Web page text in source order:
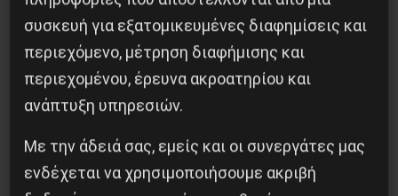
συσκευή για εξατομικευμένες διαφημίσεις και
περιεχόμενο, μέτρηση διαφήμισης και
περιεχομένου, έρευνα ακροατηρίου και
ανάπτυξη υπηρεσιών.
Με την άδειά σας, εμείς και οι συνεργάτες μας
ενδέχεται να χρησιμοποιήσουμε ακριβή